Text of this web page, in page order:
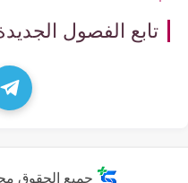
تابع الفصول الجديدة
جميع الحقوق